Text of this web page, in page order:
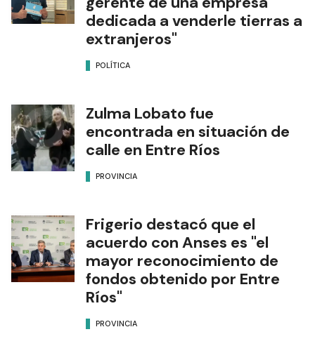
dedicada a venderle tierras a
extranjeros"
POLÍTICA
Zulma Lobato fue
encontrada en situación de
calle en Entre Ríos
PROVINCIA
Frigerio destacó que el
acuerdo con Anses es "el
mayor reconocimiento de
fondos obtenido por Entre
Ríos"
PROVINCIA